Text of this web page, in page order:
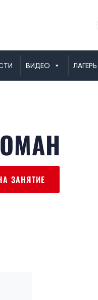
ВИДЕО ЛАГЕРЬ
ЗАНЯТИЕ